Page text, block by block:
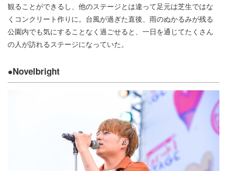
観ることができるし、他のステージとは違って足元は芝生ではな
くコンクリート作りに。台風が過ぎた直後、雨のぬかるみが残る
公園内でも気にすることなく過ごせると、一日を通じてたくさん
の人が訪れるステージになっていた。
●Novelbright